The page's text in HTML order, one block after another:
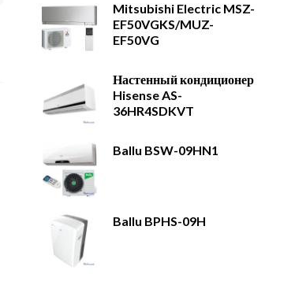
Mitsubishi Electric MSZ-
EF50VGKS/MUZ-
EF50VG
Настенный кондиционер
Hisense AS-
36HR4SDKVT
Ballu BSW-09HN1
Ballu BPHS-09H